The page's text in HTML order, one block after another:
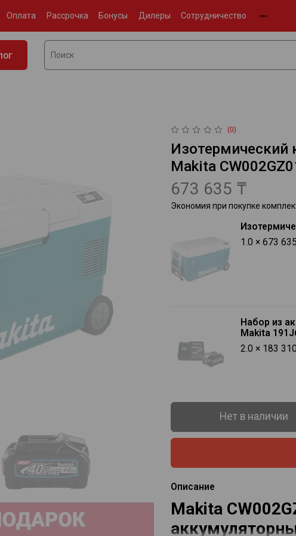
Оплата Рассрочка Бонусы Дилеры Сотрудничество
(0)
Изотермический
Makita
673 635 ₸
Экономия при покупке
1.0 × 673
Набор из
Makita
2.0 × 183
Нет в наличии
Описание
Makita